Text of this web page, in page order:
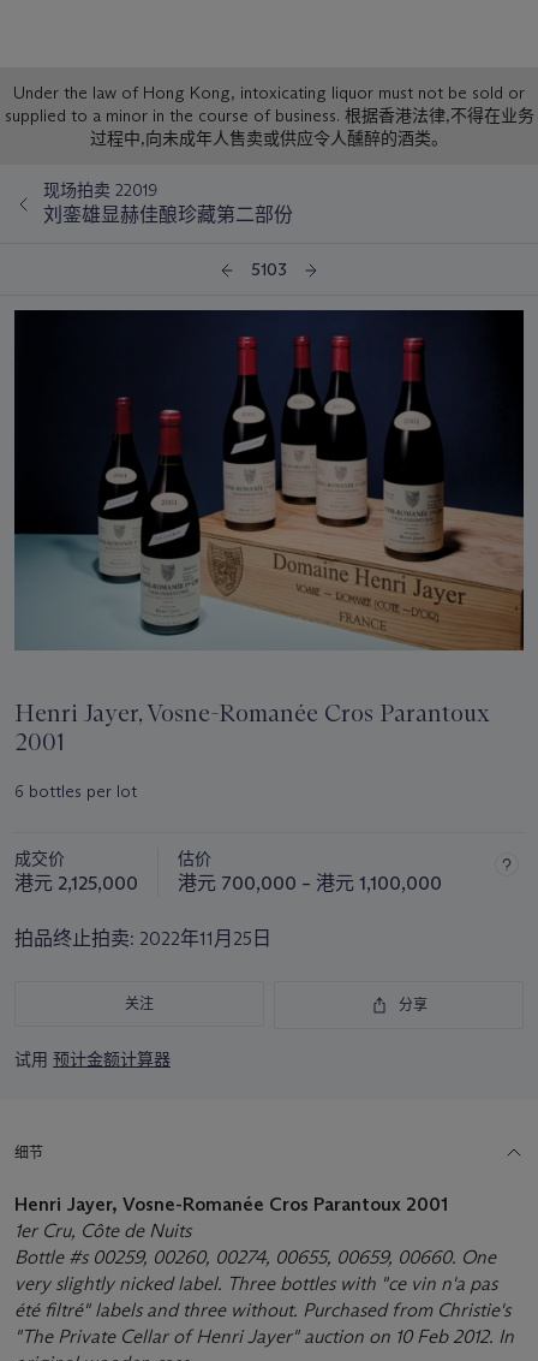
Sale
Notice
Under the law of Hong Kong, intoxicating liquor must not be sold or
supplied to a minor in the course of business. 根据香港法律,不得在业务
过程中,向未成年人售卖或供应令人醺醉的酒类。
现场拍卖 22019
刘銮雄显赫佳酿珍藏第二部份
5103
Henri Jayer, Vosne-Romanée Cros Parantoux
2001
6 bottles per lot
成交价
港元 2,125,000
估价
港元 700,000 – 港元 1,100,000
拍品终止拍卖: 2022年11月25日
关注 分享
试用 预计金额计算器
细节
Henri Jayer, Vosne-Romanée Cros Parantoux 2001
1er Cru, Côte de Nuits
Bottle #s 00259, 00260, 00274, 00655, 00659, 00660. One
very slightly nicked label. Three bottles with "ce vin n'a pas
été filtré" labels and three without. Purchased from Christie's
"The Private Cellar of Henri Jayer" auction on 10 Feb 2012. In